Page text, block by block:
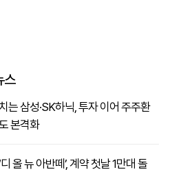
스
는 삼성·SK하닉, 투자 이어 주주환
본격화
올 뉴 아반떼’, 계약 첫날 1만대 돌